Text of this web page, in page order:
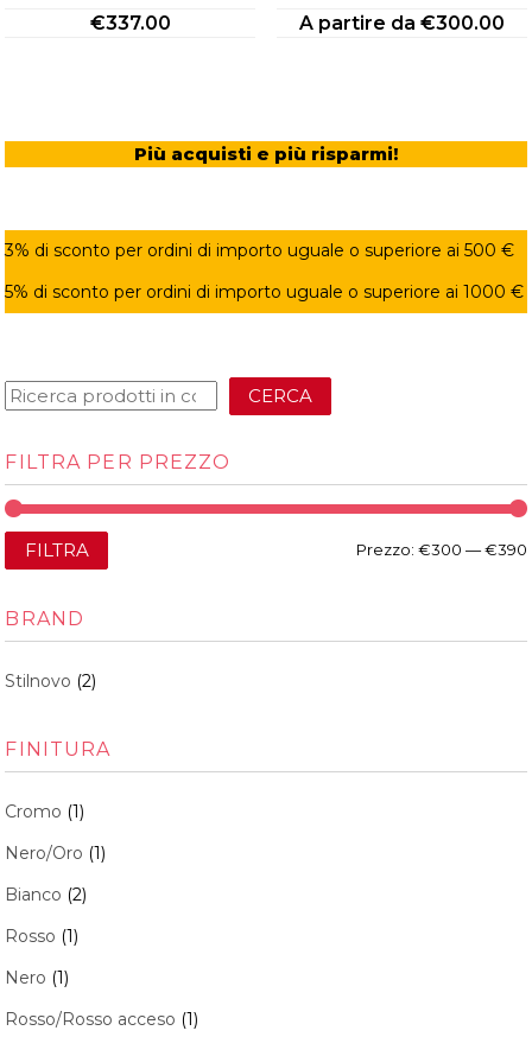
€337.00 A partire da €300.00
Più acquisti e più risparmi!
3% di sconto per ordini di importo uguale o superiore ai 500 €
5% di sconto per ordini di importo uguale o superiore ai 1000 €
CERCA
FILTRA PER PREZZO
FILTRA Prezzo: €300 —€390
BRAND
Stilnovo (2)
FINITURA
Cromo (1)
Nero/Oro (1)
Bianco (2)
Rosso (1)
Nero (1)
Rosso/Rosso acceso (1)